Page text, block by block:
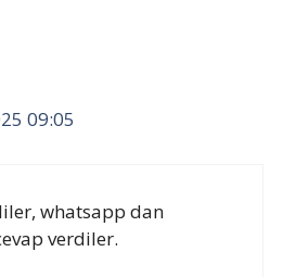
09:05
whatsapp dan
verdiler.